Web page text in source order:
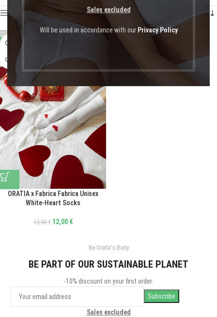
Sales excluded
Will be used in accordance with our Privacy Policy
Show sidebar
-20%
ORATIA x Fabrica Fabrica Unisex
White-Heart Socks
15,00€ 12,00 €
Be Oratia's Body
BE PART OF OUR SUSTAINABLE PLANET
-10% discount on your first order.
Sales excluded